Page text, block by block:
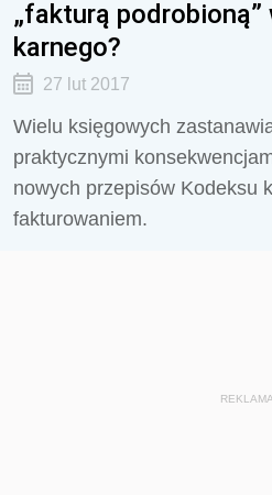
„fakturą podrobioną”
karnego?
27 lut 2017
Wielu księgowych
praktycznymi
nowych przepisów Kodeksu
fakturowaniem.
REKLAMA